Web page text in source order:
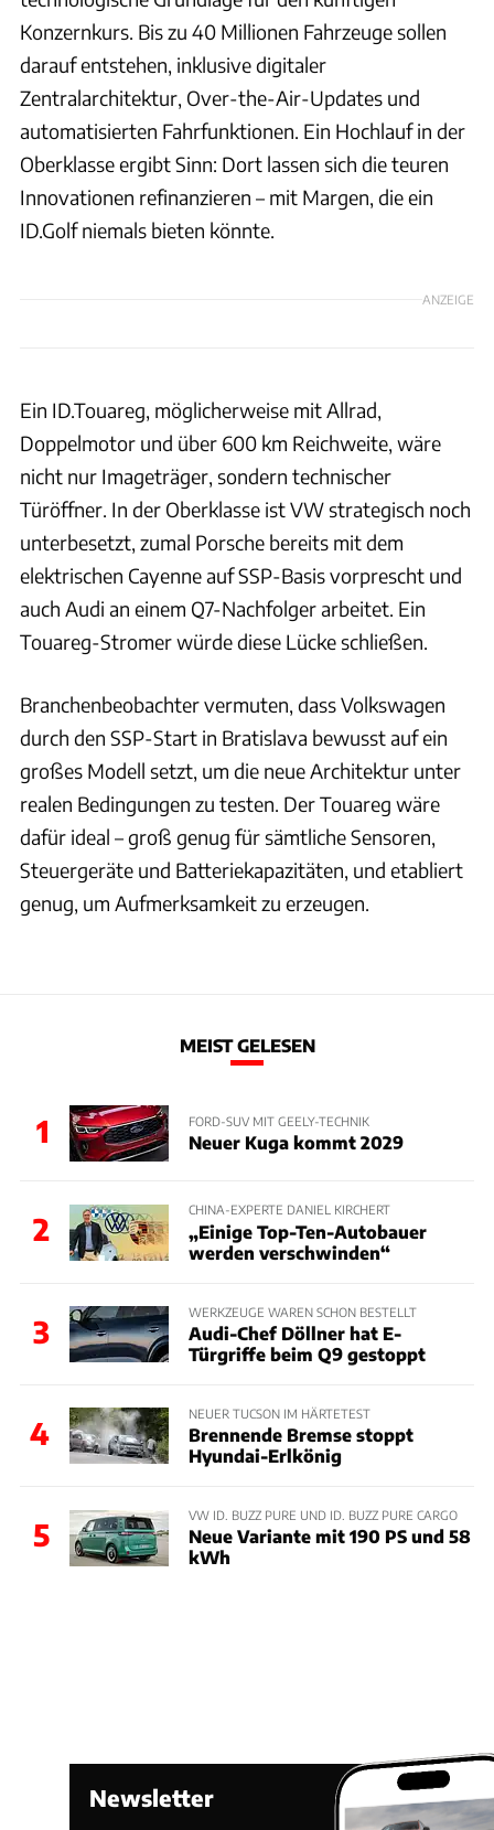
Konzernkurs. Bis zu 40 Millionen Fahrzeuge sollen
darauf entstehen, inklusive digitaler
Zentralarchitektur, Over-the-Air-Updates und
automatisierten Fahrfunktionen. Ein Hochlauf in der
Oberklasse ergibt Sinn: Dort lassen sich die teuren
Innovationen refinanzieren – mit Margen, die ein
ID.Golf niemals bieten könnte.
ANZEIGE
Ein ID.Touareg, möglicherweise mit Allrad,
Doppelmotor und über 600 km Reichweite, wäre
nicht nur Imageträger, sondern technischer
Türöffner. In der Oberklasse ist VW strategisch noch
unterbesetzt, zumal Porsche bereits mit dem
elektrischen Cayenne auf SSP-Basis vorprescht und
auch Audi an einem Q7-Nachfolger arbeitet. Ein
Touareg-Stromer würde diese Lücke schließen.
Branchenbeobachter vermuten, dass Volkswagen
durch den SSP-Start in Bratislava bewusst auf ein
großes Modell setzt, um die neue Architektur unter
realen Bedingungen zu testen. Der Touareg wäre
dafür ideal – groß genug für sämtliche Sensoren,
Steuergeräte und Batteriekapazitäten, und etabliert
genug, um Aufmerksamkeit zu erzeugen.
MEIST GELESEN
1 FORD-SUV MIT GEELY-TECHNIK
Neuer Kuga kommt 2029
2
CHINA-EXPERTE DANIEL KIRCHERT
„Einige Top-Ten-Autobauer
werden verschwinden“
3
WERKZEUGE WAREN SCHON BESTELLT
Audi-Chef Döllner hat E-
Türgriffe beim Q9 gestoppt
4
NEUER TUCSON IM HÄRTETEST
Brennende Bremse stoppt
Hyundai-Erlkönig
5
VW ID. BUZZ PURE UND ID. BUZZ PURE CARGO
Neue Variante mit 190 PS und 58
kWh
Newsletter